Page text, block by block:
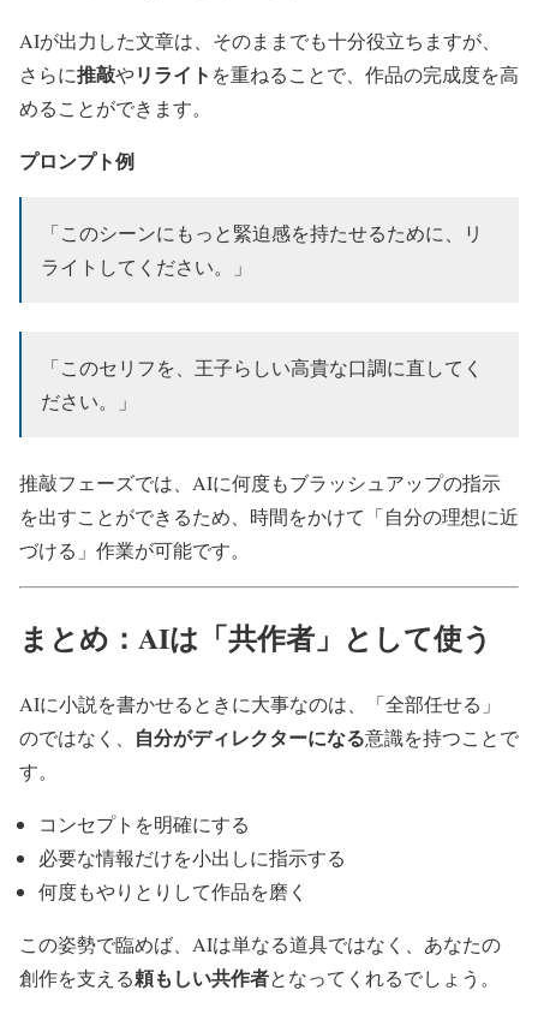
AIが出力した文章は、そのままでも十分役立ちますが、
さらに推敲やリライト を重ねることで、作品の完成度を高
めることができます。
プロンプト例
「このシーンにもっと緊迫感を持たせるために、リ
ライトしてください。」
「このセリフを、王子らしい高貴な口調に直してく
ださい。」
推敲フェーズでは、AIに何度もブラッシュアップの指示
を出すことができるため、時間をかけて「自分の理想に近
づける」作業が可能です。
まとめ：AIは「共作者」として使う
AIに小説を書かせるときに大事なのは、「全部任せる」
のではなく、 自分がディレクターになる意識を持つことで
す。
コンセプトを明確にする
必要な情報だけを小出しに指示する
何度もやりとりして作品を磨く
この姿勢で臨めば、AIは単なる道具ではなく、あなたの
創作を支える頼もしい共作者となってくれるでしょう。